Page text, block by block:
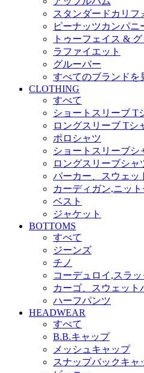
スタンダードカリフ
ピーナッツカンパニ
トゥーフェイス &
ラファイエット
グルーバー
すべてのブランドを
CLOTHING
すべて
ショートスリーブ T
ロングスリーブ Tシ
ポロシャツ
ショートスリーブシ
ロングスリーブシャ
パーカー、スウェッ
カーディガン,ニッ
ベスト
ジャケット
BOTTOMS
すべて
ジーンズ
チノ
コーデュロイ,スラッ
カーゴ、スウェット
ハーフパンツ
HEADWEAR
すべて
B.B.キャップ
メッシュキャップ
スナップバックキャ